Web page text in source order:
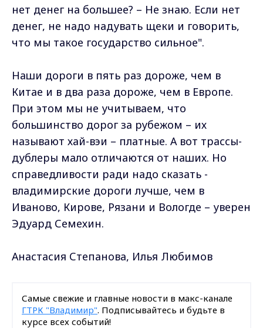
нет денег на большее? – Не знаю. Если нет
денег, не надо надувать щеки и говорить,
что мы такое государство сильное".
Наши дороги в пять раз дороже, чем в
Китае и в два раза дороже, чем в Европе.
При этом мы не учитываем, что
большинство дорог за рубежом – их
называют хай-вэи – платные. А вот трассы-
дублеры мало отличаются от наших. Но
справедливости ради надо сказать -
владимирские дороги лучше, чем в
Иваново, Кирове, Рязани и Вологде – уверен
Эдуард Семехин.
Анастасия Степанова, Илья Любимов
Самые свежие и главные новости в макс-канале
ГТРК "Владимир". Подписывайтесь и будьте в
курсе всех событий!